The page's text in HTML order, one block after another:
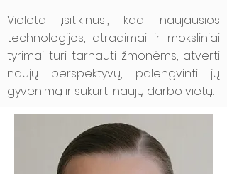
Violeta įsitikinusi, kad naujausios
technologijos, atradimai ir moksliniai
tyrimai turi tarnauti žmonėms, atverti
naujų perspektyvų, palengvinti jų
gyvenimą ir sukurti naujų darbo vietų.